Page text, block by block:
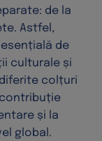
de la
Astfel,
de
culturale și
colțuri
și la
global.